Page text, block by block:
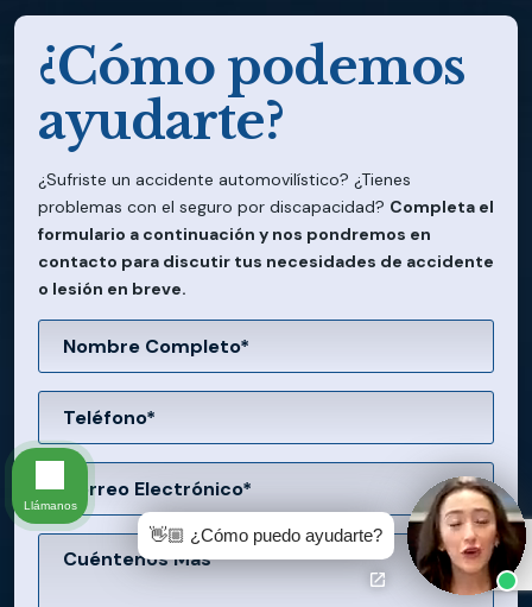
¿Cómo podemos
ayudarte?
¿Sufriste un accidente automovilístico? ¿Tienes
problemas con el seguro por discapacidad? Completa el
formulario a continuación y nos pondremos en
contacto para discutir tus necesidades de accidente
o lesión en breve.
👋🏼 ¿Cómo puedo ayudarte?
Llámanos